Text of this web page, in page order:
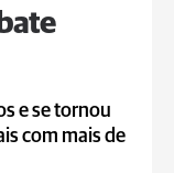
e se tornou
com mais de